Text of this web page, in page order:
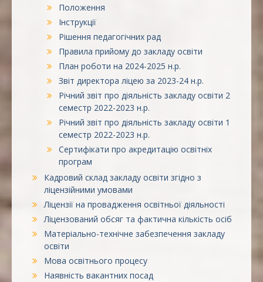
Положення
Інструкції
Рішення педагогічних рад
Правила прийому до закладу освіти
План роботи на 2024-2025 н.р.
Звіт директора ліцею за 2023-24 н.р.
Річний звіт про діяльність закладу освіти 2
семестр 2022-2023 н.р.
Річний звіт про діяльність закладу освіти 1
семестр 2022-2023 н.р.
Сертифікати про акредитацію освітніх
програм
Кадровий склад закладу освіти згідно з
ліцензійними умовами
Ліцензії на провадження освітньої діяльності
Ліцензований обсяг та фактична кількість осіб
Матеріально-технічне забезпечення закладу
освіти
Мова освітнього процесу
Наявність вакантних посад